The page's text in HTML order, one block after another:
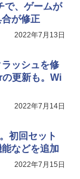
で、ゲームが
が修正
2022年7月13日
ッシュを修
更新も。Wi
2022年7月14日
初回セット
などを追加
2022年7月15日